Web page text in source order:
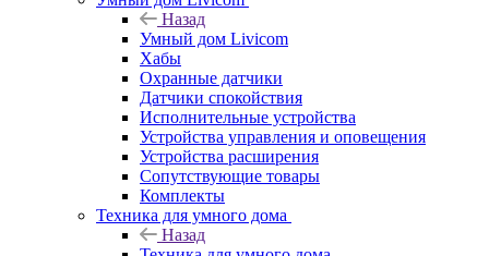
Назад
Умный дом Livicom
Хабы
Охранные датчики
Датчики спокойствия
Исполнительные устройства
Устройства управления и оповещения
Устройства расширения
Сопутствующие товары
Комплекты
Техника для умного дома
Назад